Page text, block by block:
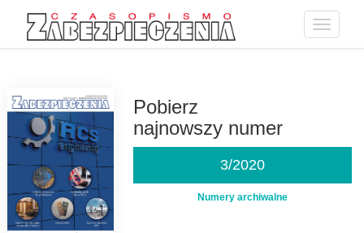
Toggle
Pobierz
najnowszy numer
3/2020
Numery archiwalne